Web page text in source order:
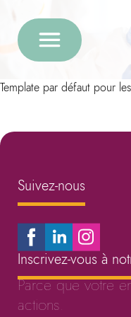
Template par défaut pour
Suivez-nous
Inscrivez-vous à
Parce que votre
actions.